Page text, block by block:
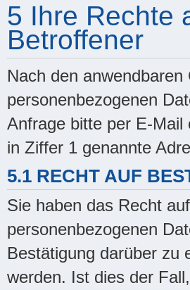
5 Ihre Rechte
Betroffener
Nach den
personenbezogenen
Anfrage bitte per E-
in Ziffer 1 genannte
5.1 RECHT AUF
Sie haben das Recht
personenbezogenen
Bestätigung darüber zu
werden. Ist dies der